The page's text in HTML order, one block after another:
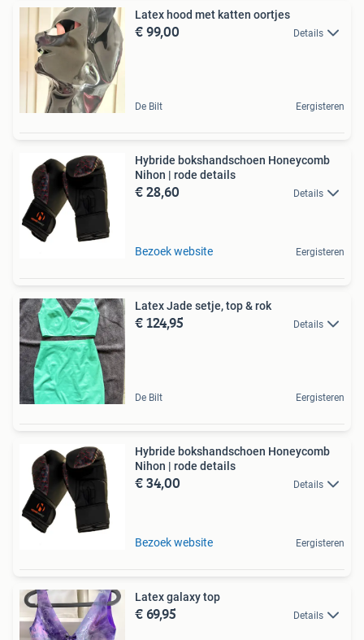
Latex hood met katten oortjes
€ 99,00 Details
De Bilt Eergisteren
Hybride bokshandschoen Honeycomb
Nihon | rode details
€ 28,60 Details
Bezoek website Eergisteren
Latex Jade setje, top & rok
€ 124,95 Details
De Bilt Eergisteren
Hybride bokshandschoen Honeycomb
Nihon | rode details
€ 34,00 Details
Bezoek website Eergisteren
Latex galaxy top
€ 69,95 Details